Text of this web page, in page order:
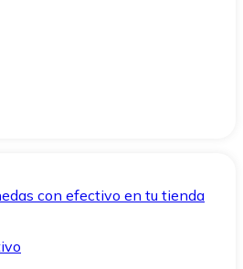
con efectivo en tu tienda